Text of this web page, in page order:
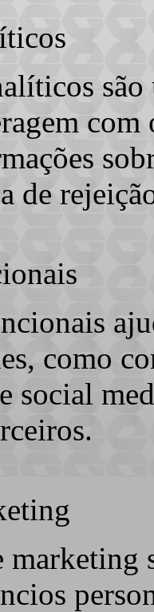
são
com
de
como
social